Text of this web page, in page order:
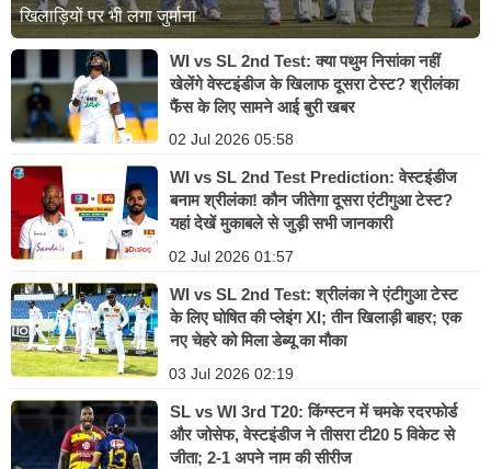
खिलाड़ियों पर भी लगा जुर्माना
WI vs SL 2nd Test: क्या पथुम निसांका नहीं
खेलेंगे वेस्टइंडीज के खिलाफ दूसरा टेस्ट? श्रीलंका
फैंस के लिए सामने आई बुरी खबर
02 Jul 2026 05:58
WI vs SL 2nd Test Prediction: वेस्टइंडीज
बनाम श्रीलंका! कौन जीतेगा दूसरा एंटीगुआ टेस्ट?
यहां देखें मुकाबले से जुड़ी सभी जानकारी
02 Jul 2026 01:57
WI vs SL 2nd Test: श्रीलंका ने एंटीगुआ टेस्ट
के लिए घोषित की प्लेइंग XI; तीन खिलाड़ी बाहर; एक
नए चेहरे को मिला डेब्यू का मौका
03 Jul 2026 02:19
SL vs WI 3rd T20: किंग्स्टन में चमके रदरफोर्ड
और जोसेफ, वेस्टइंडीज ने तीसरा टी20 5 विकेट से
जीता; 2-1 अपने नाम की सीरीज